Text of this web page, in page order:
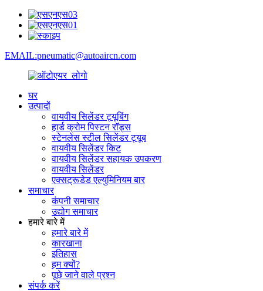
EMAIL:pneumatic@autoaircn.com
घर
उत्पादों
वायवीय सिलेंडर ट्यूबिंग
हार्ड क्रोम पिस्टन रॉड्स
स्टेनलेस स्टील सिलेंडर ट्यूब
वायवीय सिलेंडर किट
वायवीय सिलेंडर सहायक उपकरण
वायवीय सिलेंडर
एक्सट्रूडेड एल्युमिनियम बार
समाचार
कंपनी समाचार
उद्योग समाचार
हमारे बारे में
हमारे बारे में
कारखाना
इतिहास
हम क्यों?
पूछे जाने वाले प्रश्न
संपर्क करें